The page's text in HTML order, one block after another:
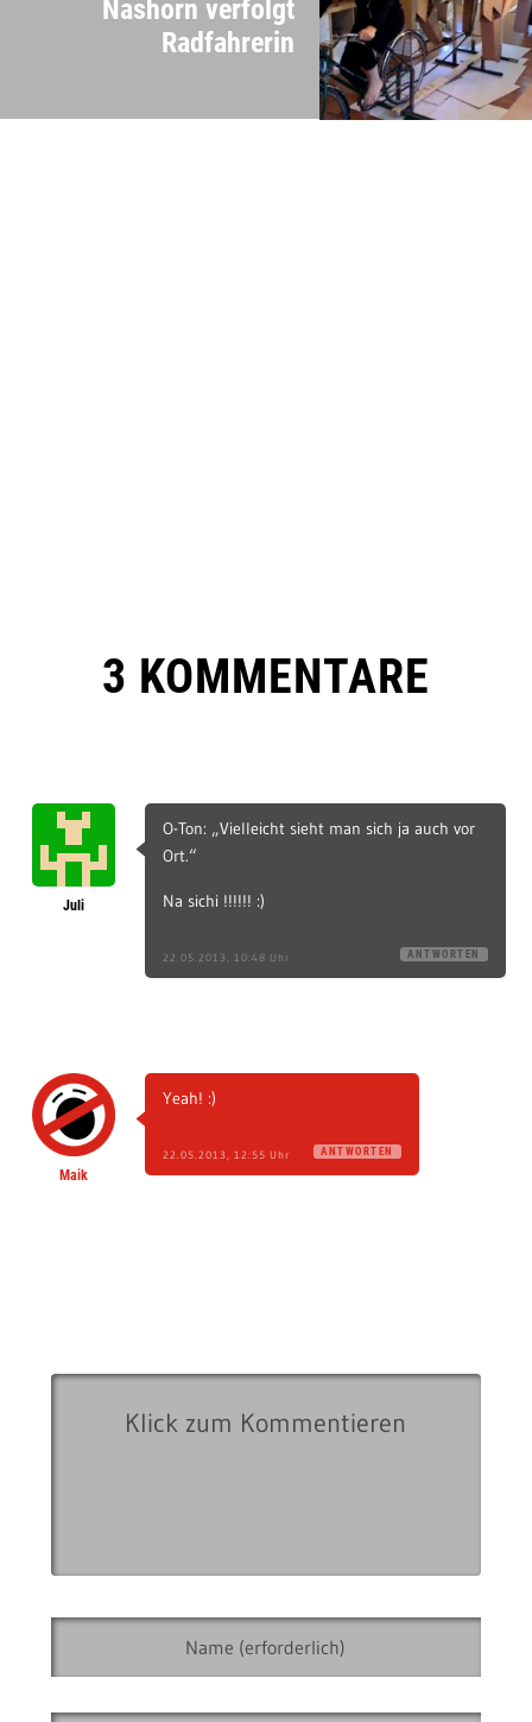
Nashorn verfolgt
Radfahrerin
3 KOMMENTARE
Juli
O-Ton: „Vielleicht sieht man sich ja auch vor
Ort.“
Na sichi !!!!!! :)
22.05.2013, 10:48 Uhr ANTWORTEN
Maik
Yeah! :)
22.05.2013, 12:55 Uhr ANTWORTEN